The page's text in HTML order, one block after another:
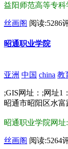
益阳师范高等专
丝画阁 阅读:5286
昭通职业学院
亚洲 中国 china 教
;GIS网址：;网址1
昭通市昭阳区水富
昭通职业学院网
丝画阁 阅读:5264